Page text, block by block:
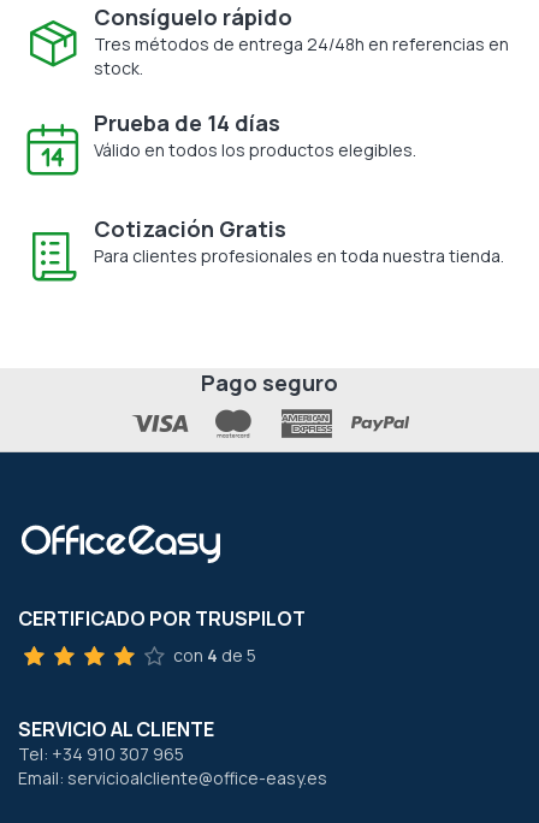
Consíguelo rápido
Tres métodos de entrega 24/48h en referencias en
stock.
Prueba de 14 días
Válido en todos los productos elegibles.
Cotización Gratis
Para clientes profesionales en toda nuestra tienda.
Pago seguro
CERTIFICADO POR TRUSPILOT
con 4 de 5
SERVICIO AL CLIENTE
Tel: +34 910 307 965
Email: servicioalcliente@office-easy.es